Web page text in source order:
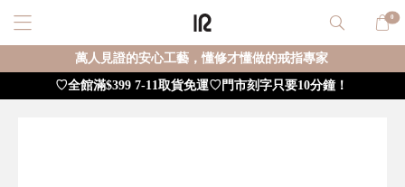
0
萬人見證的安心工藝，懂修才懂做的戒指專家
♡全館滿$399 7-11取貨免運♡門市刻字只要10分鐘！